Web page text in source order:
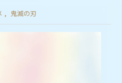
, 鬼滅の刃